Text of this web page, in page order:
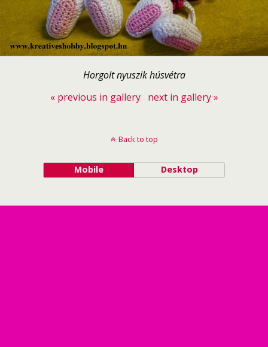
Horgolt nyuszik húsvétra
« previous in gallery
next in gallery »
Back to top
Mobile Desktop